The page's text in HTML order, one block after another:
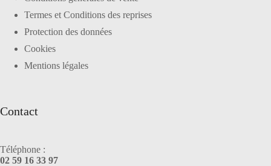
Termes et Conditions des reprises
Protection des données
Cookies
Mentions légales
Contact
Téléphone :
02 59 16 33 97